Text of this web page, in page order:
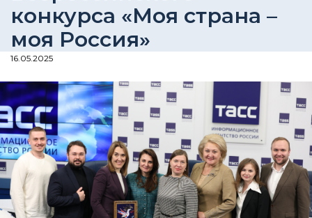
конкурса «Моя страна –
моя Россия»
16.05.2025